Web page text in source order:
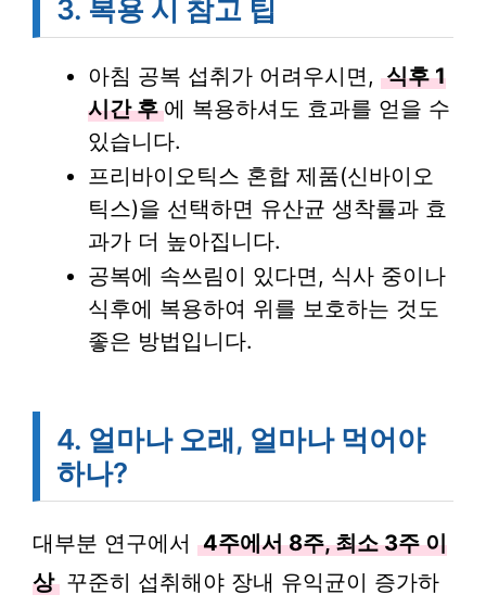
3. 복용 시 참고 팁
아침 공복 섭취가 어려우시면, 식후 1
시간 후 에 복용하셔도 효과를 얻을 수
있습니다.
프리바이오틱스 혼합 제품(신바이오
틱스)을 선택하면 유산균 생착률과 효
과가 더 높아집니다.
공복에 속쓰림이 있다면, 식사 중이나
식후에 복용하여 위를 보호하는 것도
좋은 방법입니다.
4. 얼마나 오래, 얼마나 먹어야
하나?
대부분 연구에서 4주에서 8주, 최소 3주 이
상 꾸준히 섭취해야 장내 유익균이 증가하